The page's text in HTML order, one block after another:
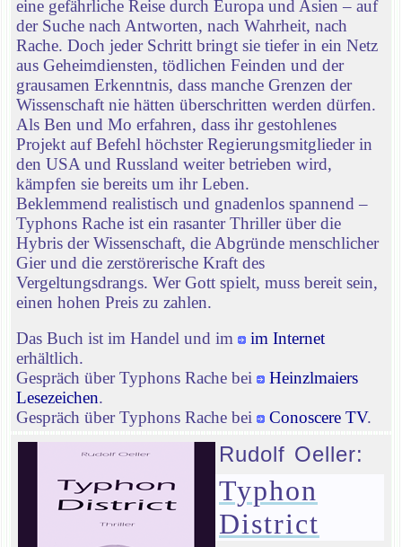
eine gefährliche Reise durch Europa und Asien – auf
der Suche nach Antworten, nach Wahrheit, nach
Rache. Doch jeder Schritt bringt sie tiefer in ein Netz
aus Geheimdiensten, tödlichen Feinden und der
grausamen Erkenntnis, dass manche Grenzen der
Wissenschaft nie hätten überschritten werden dürfen.
Als Ben und Mo erfahren, dass ihr gestohlenes
Projekt auf Befehl höchster Regierungsmitglieder in
den USA und Russland weiter betrieben wird,
kämpfen sie bereits um ihr Leben.
Beklemmend realistisch und gnadenlos spannend –
Typhons Rache ist ein rasanter Thriller über die
Hybris der Wissenschaft, die Abgründe menschlicher
Gier und die zerstörerische Kraft des
Vergeltungsdrangs. Wer Gott spielt, muss bereit sein,
einen hohen Preis zu zahlen.
Das Buch ist im Handel und im
im Internet
erhältlich.
Gespräch über Typhons Rache bei
Heinzlmaiers
Lesezeichen.
Gespräch über Typhons Rache bei
Conoscere TV.
Rudolf Oeller:
Typhon
District